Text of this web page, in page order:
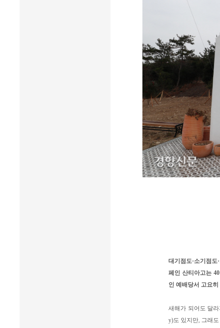
대기점도·소기점
페인 산티아고는
인 예배당서 고요
새해가 되어도 달라
y)도 있지만, 그래